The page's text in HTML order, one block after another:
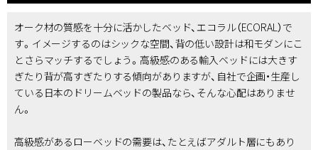
オーク材の質感を十分に活かしたベッド、エコラル（ECORAL）で
す。イメージするのはシックな空間、背の低い設計は和モダンにこ
とさらマッチするでしょう。高級感のある輸入ベッドには大きす
ぎたり背が高すぎたりする傾向がありますが、自社で企画・生産し
ている日本のドリームベッドの製品なら、そんな心配はありませ
ん。
高級感があるローベッドの需要は、たとえばアダルト層にもあり